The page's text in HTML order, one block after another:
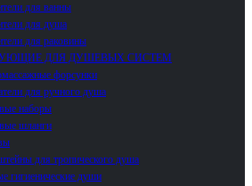
для ванны
для душа
для раковины
ДЛЯ ДУШЕВЫХ СИСТЕМ
форсунки
для ручного душа
наборы
шланги
для тропического душа
гигиенические души